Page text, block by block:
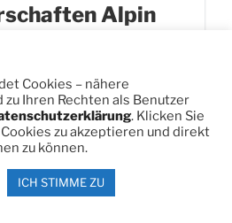
Alpin
Cookies – nähere
Ihren Rechten als Benutzer
. Klicken Sie
Cookies zu akzeptieren und direkt
zu können.
ICH STIMME ZU